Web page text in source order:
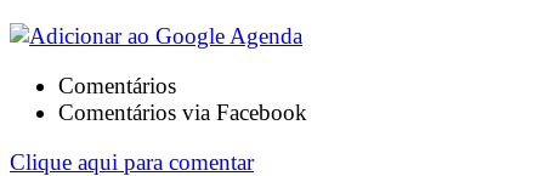
Comentários
Comentários via Facebook
Clique aqui para comentar